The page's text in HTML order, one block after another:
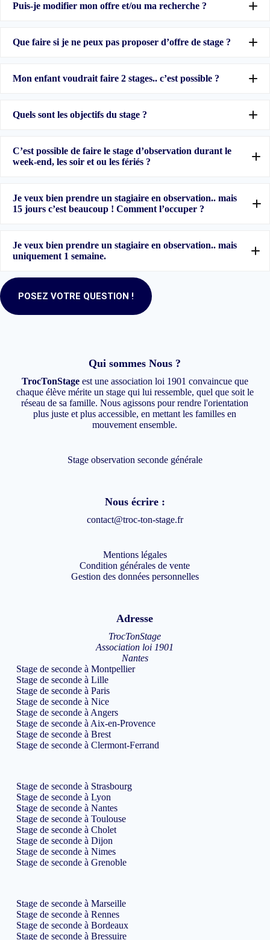
Puis-je modifier mon offre et/ou ma recherche ?
Que faire si je ne peux pas proposer d’offre de stage ?
Mon enfant voudrait faire 2 stages.. c’est possible ?
Quels sont les objectifs du stage ?
C’est possible de faire le stage d’observation durant le
week-end, les soir et ou les fériés ?
Je veux bien prendre un stagiaire en observation.. mais
15 jours c’est beaucoup ! Comment l’occuper ?
Je veux bien prendre un stagiaire en observation.. mais
uniquement 1 semaine.
POSEZ VOTRE QUESTION !
Qui sommes Nous ?
TrocTonStageest une association loi 1901 convaincue que
chaque élève mérite un stage qui lui ressemble, quel que soit le
réseau de sa famille. Nous agissons pour rendre l'orientation
plus juste et plus accessible, en mettant les familles en
mouvement ensemble.
Stage observation seconde générale
Nous écrire :
contact@troc-ton-stage.fr
Mentions légales
Condition générales de vente
Gestion des données personnelles
Adresse
TrocTonStage
Association loi 1901
Nantes
Stage de seconde à Montpellier
Stage de seconde à Lille
Stage de seconde à Paris
Stage de seconde à Nice
Stage de seconde à Angers
Stage de seconde à Aix-en-Provence
Stage de seconde à Brest
Stage de seconde à Clermont-Ferrand
Stage de seconde à Strasbourg
Stage de seconde à Lyon
Stage de seconde à Nantes
Stage de seconde à Toulouse
Stage de seconde à Cholet
Stage de seconde à Dijon
Stage de seconde à Nimes
Stage de seconde à Grenoble
Stage de seconde à Marseille
Stage de seconde à Rennes
Stage de seconde à Bordeaux
Stage de seconde à Bressuire